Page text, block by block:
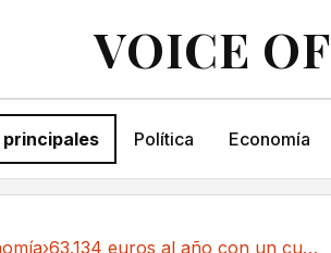
VOICE
Política Economía
› 63.134 euros al año con un cursillo de 150...